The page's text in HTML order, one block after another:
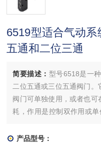
6519型适合气动
五通和二位三通
简要描述： 型号6518是一
二位五通或三位五通阀门
阀门可单独使用，或者也
耗，作用是控制双作用或
或化学环境。结构系列包含
产品型号：